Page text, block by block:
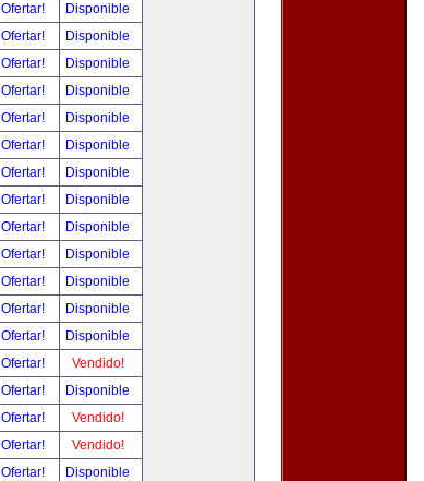
Ofertar!
Disponible
Ofertar!
Disponible
Ofertar!
Disponible
Ofertar!
Disponible
Ofertar!
Disponible
Ofertar!
Disponible
Ofertar!
Disponible
Ofertar!
Disponible
Ofertar!
Disponible
Ofertar!
Disponible
Ofertar!
Disponible
Ofertar!
Disponible
Ofertar!
Disponible
Ofertar!
Vendido!
Ofertar!
Disponible
Ofertar!
Vendido!
Ofertar!
Vendido!
Ofertar!
Disponible